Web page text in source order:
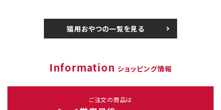
猫用おやつの一覧を見る
Information ショッピング情報
ご注文の商品は